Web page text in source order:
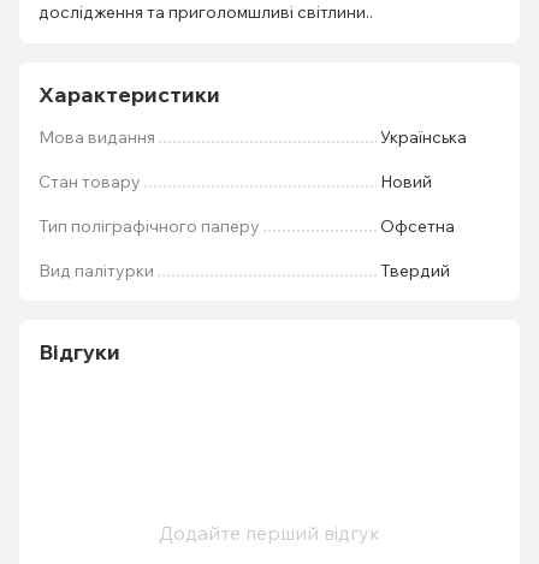
дослідження та приголомшливі світлини..
Характеристики
Мова видання Українська
Стан товару Новий
Тип поліграфічного паперу Офсетна
Вид палітурки Твердий
Відгуки
Додайте перший відгук